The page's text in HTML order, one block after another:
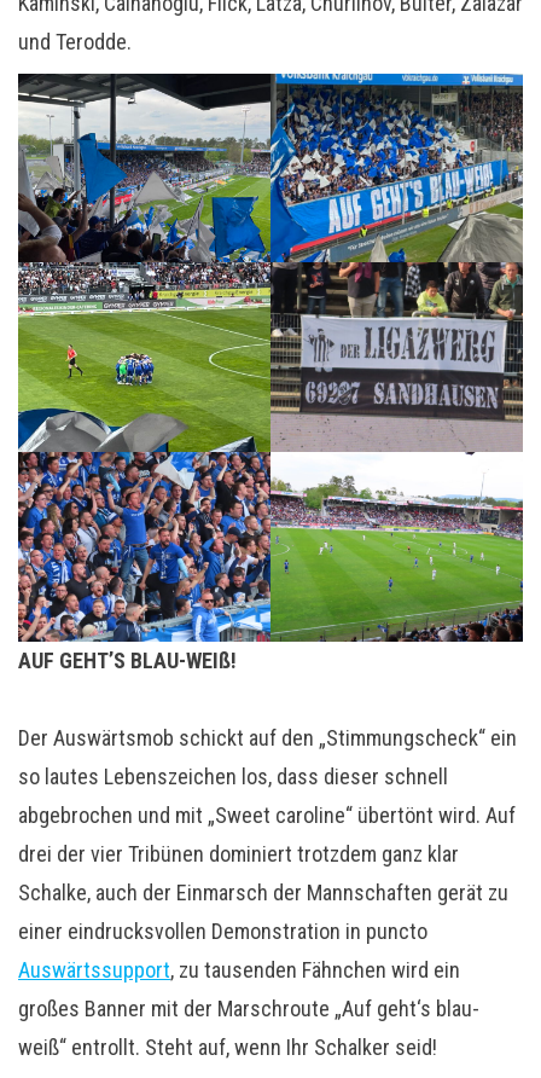
und Terodde.
AUF GEHT’S BLAU-WEIß!
Der Auswärtsmob schickt auf den „Stimmungscheck“ ein
so lautes Lebenszeichen los, dass dieser schnell
abgebrochen und mit „Sweet caroline“ übertönt wird. Auf
drei der vier Tribünen dominiert trotzdem ganz klar
Schalke, auch der Einmarsch der Mannschaften gerät zu
einer eindrucksvollen Demonstration in puncto
Auswärtssupport, zu tausenden Fähnchen wird ein
großes Banner mit der Marschroute „Auf geht‘s blau-
weiß“ entrollt. Steht auf, wenn Ihr Schalker seid!